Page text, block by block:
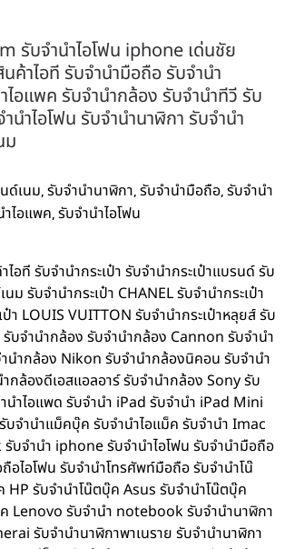
รับจำนำไอโฟน iphone เด่นชัย
ค้าไอที รับจำนำมือถือ รับจำนำ
อแพค รับจำนำกล้อง รับจำนำทีวี รับ
นำไอโฟน รับจำนำนาฬิกา รับจำนำ
ม
ด์เนม,รับจำนำนาฬิกา,รับจำนำมือถือ,รับจำนำ
ไอแพค,รับจำนำไอโฟน
อที รับจำนำกระเป๋า รับจำนำกระเป๋าแบรนด์ รับ
ม รับจำนำกระเป๋า CHANEL รับจำนำกระเป๋า
า LOUIS VUITTON รับจำนำกระเป๋าหลุยส์ รับ
รับจำนำกล้อง รับจำนำกล้อง Cannon รับจำนำ
นำกล้อง Nikon รับจำนำกล้องนิคอน รับจำนำ
กล้องดีเอสแอลอาร์ รับจำนำกล้อง Sony รับ
นำไอแพด รับจำนำ iPad รับจำนำ iPad Mini
จำนำแม็คบุ๊ค รับจำนำไอแม็ค รับจำนำ Imac
บจำนำ iphone รับจำนำไอโฟน รับจำนำมือถือ
อไอโฟน รับจำนำโทรศัพท์มือถือ รับจำนำโน๊
HP รับจำนำโน๊ตบุ๊ค Asus รับจำนำโน๊ตบุ๊ค
Lenovo รับจำนำ notebook รับจำนำนาฬิกา
รับจำนำนาฬิกาพาเนราย รับจำนำนาฬิกา